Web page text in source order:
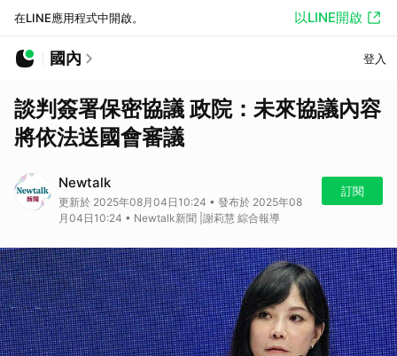
在LINE應用程式中開啟。 以LINE開啟
國內 登入
談判簽署保密協議 政院：未來協議內容
將依法送國會審議
Newtalk
更新於 2025年08月04日10:24 • 發布於 2025年08
月04日10:24 • Newtalk新聞 |謝莉慧 綜合報導
訂閱